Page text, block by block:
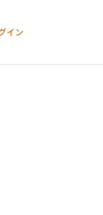
イン